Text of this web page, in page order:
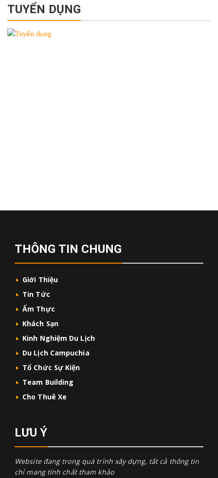
TUYỂN DỤNG
THÔNG TIN CHUNG
Giới Thiệu
Tin Tức
Ẩm Thực
Khách Sạn
Kinh Nghiệm Du Lịch
Du Lịch Campuchia
Tổ Chức Sự Kiện
Team Building
Cho Thuê Xe
LƯU Ý
Website đang trong quá trình xây dựng, tất cả thông tin
chỉ mang tính chất tham khảo